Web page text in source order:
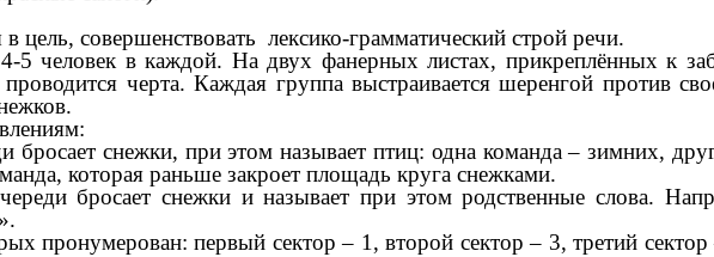
совершенствовать лексико-грамматический строй речи.
в каждой. На двух фанерных листах, прикреплённых к
черта. Каждая группа выстраивается шеренгой против
снежки, при этом называет птиц: одна команда – зимних,
которая раньше закроет площадь круга снежками.
бросает снежки и называет при этом родственные слова.
первый сектор – 1, второй сектор – 3, третий